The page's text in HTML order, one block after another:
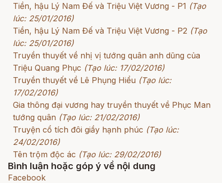
Tiền, hậu Lý Nam Đế và Triệu Việt Vương - P1 (Tạo
lúc: 25/01/2016)
Tiền, hậu Lý Nam Đế và Triệu Việt Vương - P2 (Tạo
lúc: 25/01/2016)
Truyền thuyết về nhị vị tướng quân anh dũng của
Triệu Quang Phục (Tạo lúc: 17/02/2016)
Truyền thuyết về Lê Phụng Hiểu (Tạo lúc:
17/02/2016)
Gia thông đại vương hay truyền thuyết về Phục Man
tướng quân (Tạo lúc: 21/02/2016)
Truyện cổ tích đôi giầy hạnh phúc (Tạo lúc:
24/02/2016)
Tên trộm độc ác (Tạo lúc: 29/02/2016)
Bình luận hoặc góp ý về nội dung
Facebook